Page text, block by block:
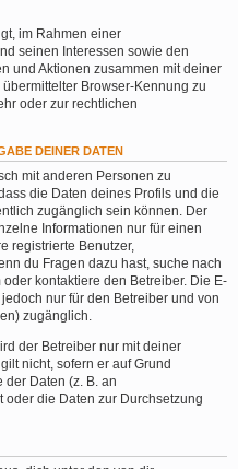
im Rahmen einer
seinen Interessen sowie den
und Aktionen zusammen mit deiner
Browser-Kennung zu
oder zur rechtlichen
DEINER DATEN
mit anderen Personen zu
die Daten deines Profils und die
zugänglich sein können. Der
Informationen nur für einen
registrierte Benutzer,
du Fragen dazu hast, suche nach
kontaktiere den Betreiber. Die E-
nur für den Betreiber und von
zugänglich.
der Betreiber nur mit deiner
nicht, sofern er auf Grund
Daten (z. B. an
die Daten zur Durchsetzung